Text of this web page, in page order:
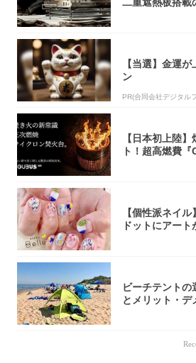
【当選】金運
ン
PR(合同会社デジタル
【日本初上陸
ト！超高燃費
【個性派ネイ
ドットにアー
ビーチテントの
とメリット・デ